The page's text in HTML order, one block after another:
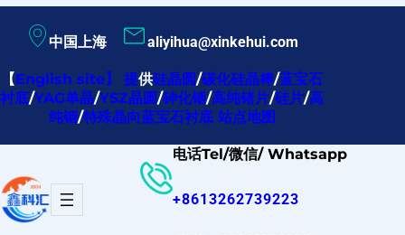
内
容
中国上海 aliyihua@xinkehui.com
【English site】提供硅晶圆/碳化硅晶棒/蓝宝石
衬底/YAG单晶/YSZ晶圆/砷化铟/高纯锗片/硅片/高
纯铟/特殊晶向蓝宝石衬底 站点地图
电话Tel/微信/ Whatsapp
+8613262739223